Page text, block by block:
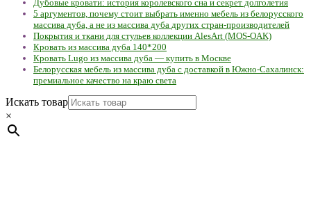
Дубовые кровати: история королевского сна и секрет долголетия
5 аргументов, почему стоит выбрать именно мебель из белорусского
массива дуба, а не из массива дуба других стран-производителей
Покрытия и ткани для стульев коллекции AlesArt (MOS-OAK)
Кровать из массива дуба 140*200
Кровать Lugo из массива дуба — купить в Москве
Белорусская мебель из массива дуба с доставкой в Южно-Сахалинск:
премиальное качество на краю света
Искать товар
×